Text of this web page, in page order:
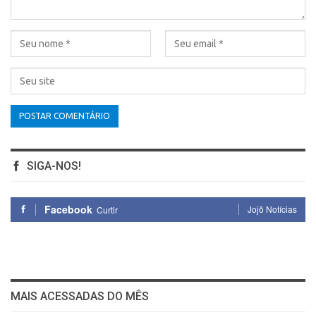
SIGA-NOS!
Facebook Curtir Jojô Notícias
MAIS ACESSADAS DO MÊS